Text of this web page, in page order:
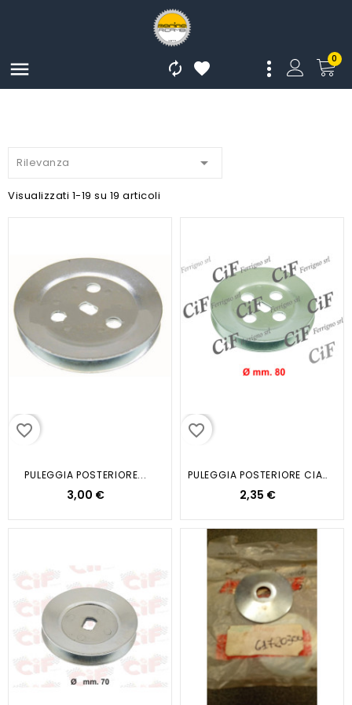
 0


Rilevanza 
Visualizzati 1-19 su 19 articoli
favorite_border
PULEGGIA POSTERIORE...
3,00 €
favorite_border
PULEGGIA POSTERIORE CIAO...
2,35 €